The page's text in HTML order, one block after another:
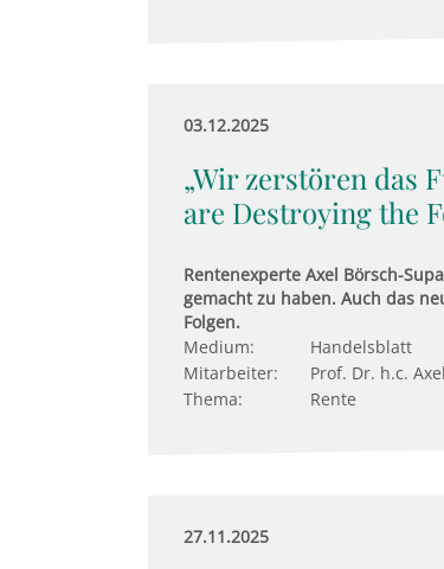
03.12.2025
„Wir zerstören das
are Destroying the
Rentenexperte Axel Börsch-
gemacht zu haben. Auch das
Folgen.
Medium:
Handelsblatt
Mitarbeiter:
Prof. Dr. h.c.
Thema:
Rente
27.11.2025